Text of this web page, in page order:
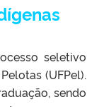
seletivo
(UFPel).
sendo